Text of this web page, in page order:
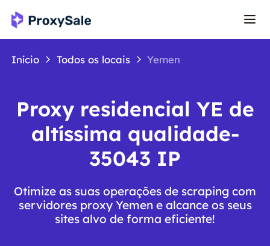
Início Todos os locais Yemen
Proxy residencial YE de
altíssima qualidade-
35043 IP
Otimize as suas operações de scraping com
servidores proxy Yemen e alcance os seus
sites alvo de forma eficiente!